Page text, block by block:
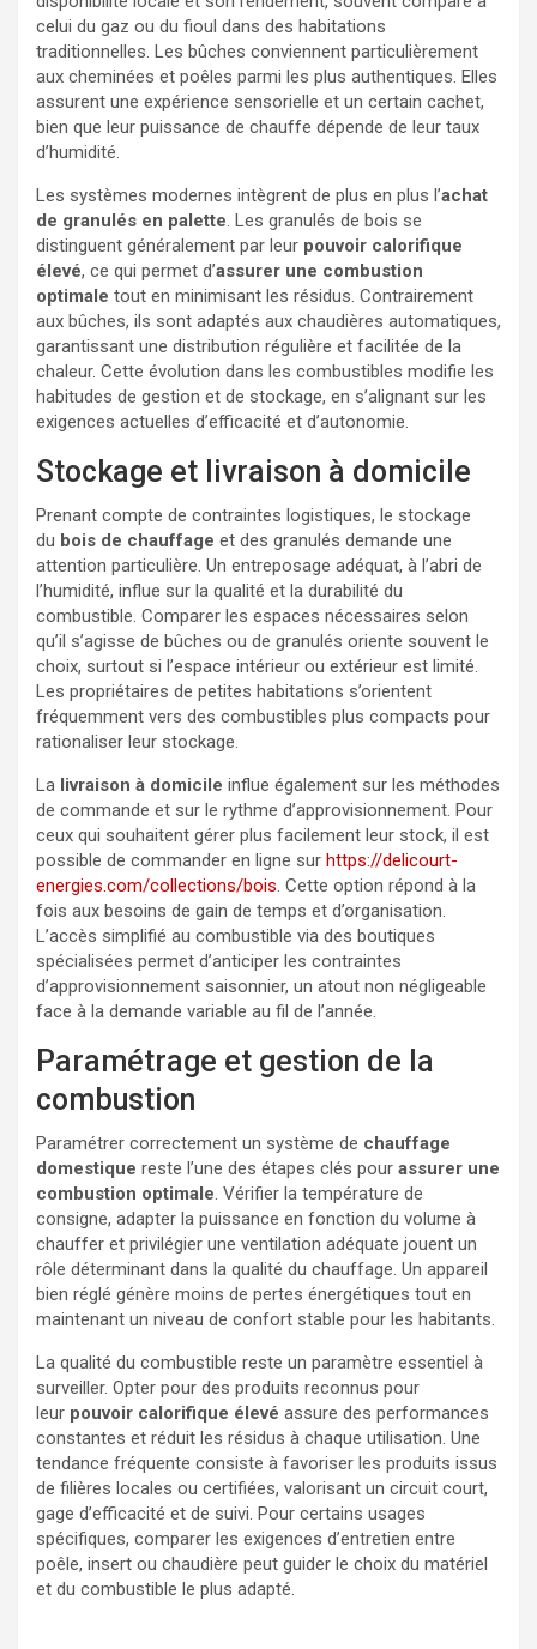
celui du gaz ou du fioul dans des habitations
traditionnelles. Les bûches conviennent particulièrement
aux cheminées et poêles parmi les plus authentiques. Elles
assurent une expérience sensorielle et un certain cachet,
bien que leur puissance de chauffe dépende de leur taux
d’humidité.
Les systèmes modernes intègrent de plus en plus l’achat
de granulés en palette. Les granulés de bois se
distinguent généralement par leur pouvoir calorifique
élevé, ce qui permet d’assurer une combustion
optimale tout en minimisant les résidus. Contrairement
aux bûches, ils sont adaptés aux chaudières automatiques,
garantissant une distribution régulière et facilitée de la
chaleur. Cette évolution dans les combustibles modifie les
habitudes de gestion et de stockage, en s’alignant sur les
exigences actuelles d’efficacité et d’autonomie.
Stockage et livraison à domicile
Prenant compte de contraintes logistiques, le stockage
du bois de chauffage et des granulés demande une
attention particulière. Un entreposage adéquat, à l’abri de
l’humidité, influe sur la qualité et la durabilité du
combustible. Comparer les espaces nécessaires selon
qu’il s’agisse de bûches ou de granulés oriente souvent le
choix, surtout si l’espace intérieur ou extérieur est limité.
Les propriétaires de petites habitations s’orientent
fréquemment vers des combustibles plus compacts pour
rationaliser leur stockage.
La livraison à domicile influe également sur les méthodes
de commande et sur le rythme d’approvisionnement. Pour
ceux qui souhaitent gérer plus facilement leur stock, il est
possible de commander en ligne sur https://delicourt-
energies.com/collections/bois. Cette option répond à la
fois aux besoins de gain de temps et d’organisation.
L’accès simplifié au combustible via des boutiques
spécialisées permet d’anticiper les contraintes
d’approvisionnement saisonnier, un atout non négligeable
face à la demande variable au fil de l’année.
Paramétrage et gestion de la
combustion
Paramétrer correctement un système de chauffage
domestique reste l’une des étapes clés pour assurer une
combustion optimale. Vérifier la température de
consigne, adapter la puissance en fonction du volume à
chauffer et privilégier une ventilation adéquate jouent un
rôle déterminant dans la qualité du chauffage. Un appareil
bien réglé génère moins de pertes énergétiques tout en
maintenant un niveau de confort stable pour les habitants.
La qualité du combustible reste un paramètre essentiel à
surveiller. Opter pour des produits reconnus pour
leur pouvoir calorifique élevé assure des performances
constantes et réduit les résidus à chaque utilisation. Une
tendance fréquente consiste à favoriser les produits issus
de filières locales ou certifiées, valorisant un circuit court,
gage d’efficacité et de suivi. Pour certains usages
spécifiques, comparer les exigences d’entretien entre
poêle, insert ou chaudière peut guider le choix du matériel
et du combustible le plus adapté.